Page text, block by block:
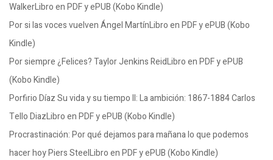
WalkerLibro en PDF y ePUB (Kobo Kindle)
Por si las voces vuelven Ángel MartínLibro en PDF y ePUB (Kobo
Kindle)
Por siempre ¿Felices? Taylor Jenkins ReidLibro en PDF y ePUB
(Kobo Kindle)
Porfirio Díaz Su vida y su tiempo II: La ambición: 1867-1884 Carlos
Tello DiazLibro en PDF y ePUB (Kobo Kindle)
Procrastinación: Por qué dejamos para mañana lo que podemos
hacer hoy Piers SteelLibro en PDF y ePUB (Kobo Kindle)